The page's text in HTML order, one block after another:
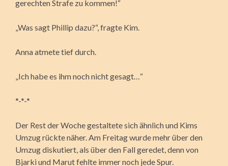
gerechten Strafe zu kommen!“
„Was sagt Phillip dazu?“, fragte Kim.
Anna atmete tief durch.
„Ich habe es ihm noch nicht gesagt…“
*-*-*
Der Rest der Woche gestaltete sich ähnlich und Kims
Umzug rückte näher. Am Freitag wurde mehr über den
Umzug diskutiert, als über den Fall geredet, denn von
Bjarki und Marut fehlte immer noch jede Spur.